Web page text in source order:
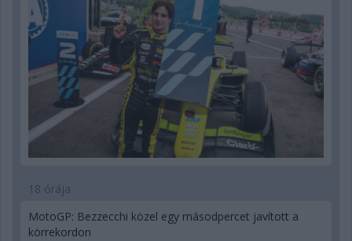
18 órája
MotoGP: Bezzecchi közel egy másodpercet javított a
körrekordon